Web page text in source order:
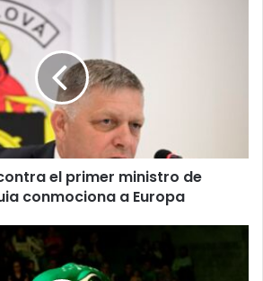
el primer ministro de
conmociona a Europa